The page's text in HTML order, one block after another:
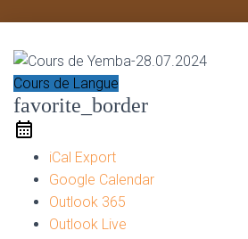
Cours de Langue
favorite_border
iCal Export
Google Calendar
Outlook 365
Outlook Live